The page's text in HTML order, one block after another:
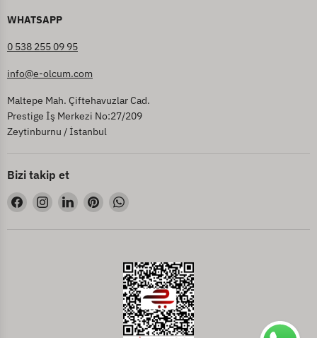
WHATSAPP
0 538 255 09 95
info@e-olcum.com
Maltepe Mah. Çiftehavuzlar Cad.
Prestige İş Merkezi No:27/209
Zeytinburnu / İstanbul
Bizi takip et
Bizi
Facebook&#39;de
bul
Bizi
Instagram&#39;de
bul
Bizi
LinkedIn&#39;de
bul
Bizi
Pinterest&#39;de
bul
Bizi
bul